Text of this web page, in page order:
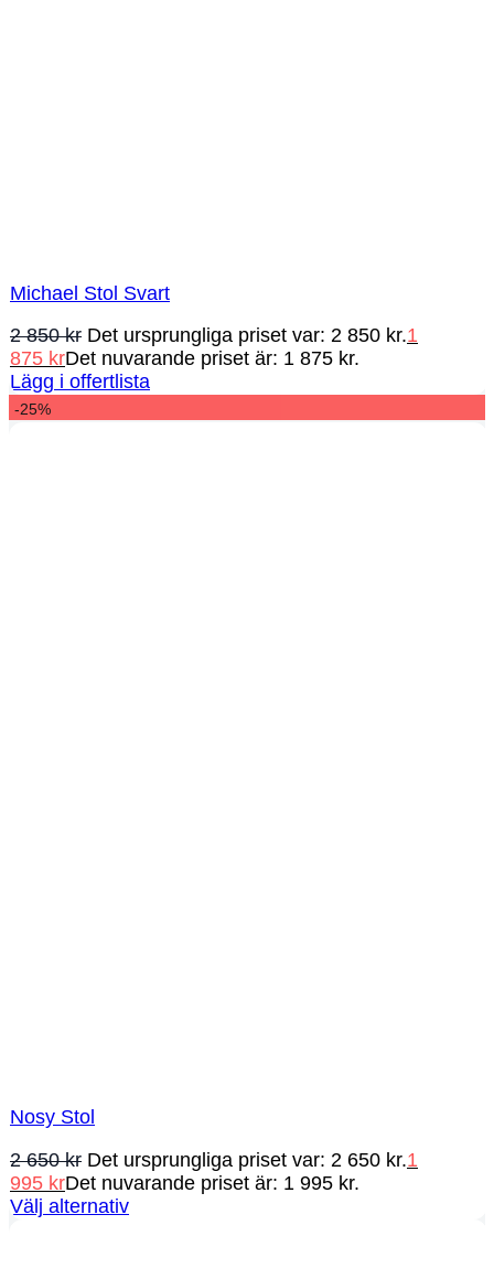
Michael Stol Svart
2 850kr Det ursprungliga priset var: 2 850 kr.1
875 krDet nuvarande priset är: 1 875 kr.
Lägg i offertlista
-25%
Nosy Stol
2 650kr Det ursprungliga priset var: 2 650 kr.1
995 krDet nuvarande priset är: 1 995 kr.
Välj alternativ